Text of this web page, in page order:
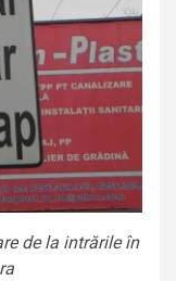
de la intrările în